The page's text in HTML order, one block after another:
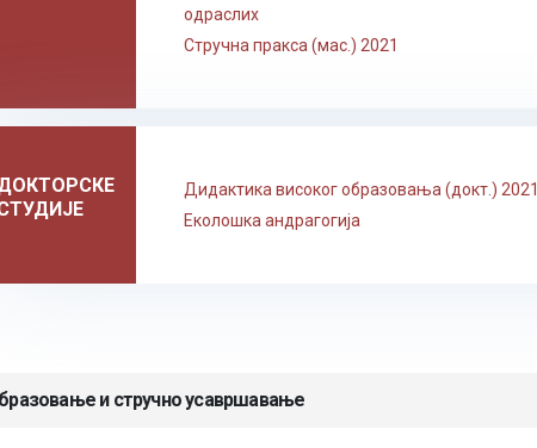
одраслих
Стручна пракса (мас.) 2021
Дидактика високог образовања (докт.) 2021
Еколошка андрагогија
и стручно усавршавање